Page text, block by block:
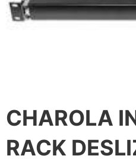
CHAROLA
RACK